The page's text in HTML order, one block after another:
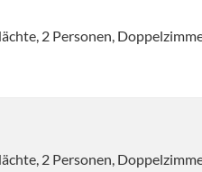
2 Personen,
2 Personen,